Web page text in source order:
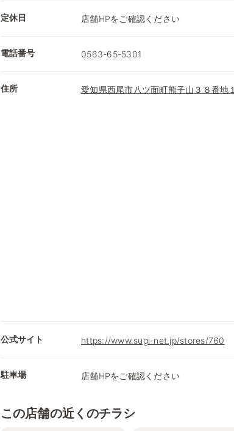
定休日 店舗HPをご確認ください
電話番号 0563-65-5301
住所 愛知県西尾市八ツ面町熊子山３８番地１
公式サイト https://www.sugi-net.jp/stores/760
駐車場 店舗HPをご確認ください
この店舗の近くのチラシ